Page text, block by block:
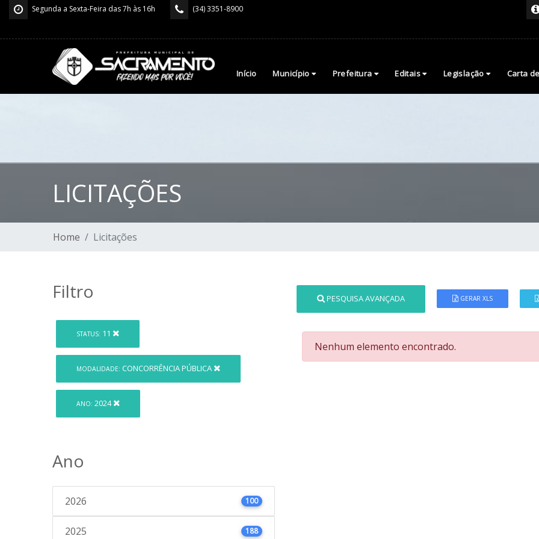
Segunda a Sexta-Feira das 7h às 16h (34) 3351-8900
Início Município Prefeitura Editais Legislação Carta
LICITAÇÕES
Home Licitações
Filtro
STATUS: 11
MODALIDADE: CONCORRÊNCIA PÚBLICA
ANO: 2024
Ano
2026 100
2025 188
PESQUISA AVANÇADA GERAR XLS
Nenhum elemento encontrado.